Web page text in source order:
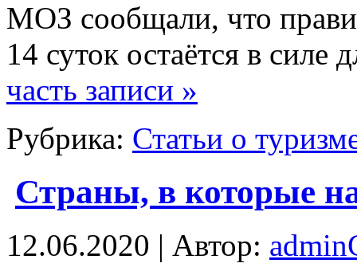
МОЗ сообщали, что
14 суток остаётся в силе
часть записи »
Рубрика: Статьи о
Страны, в которые
12.06.2020 | Автор: